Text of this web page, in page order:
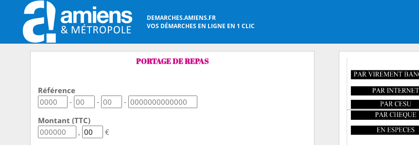
DEMARCHES.AMIENS.FR
VOS DÉMARCHES EN LIGNE EN 1 CLIC
PORTAGE DE REPAS
Référence
-
-
-
Montant (TTC)
,
€